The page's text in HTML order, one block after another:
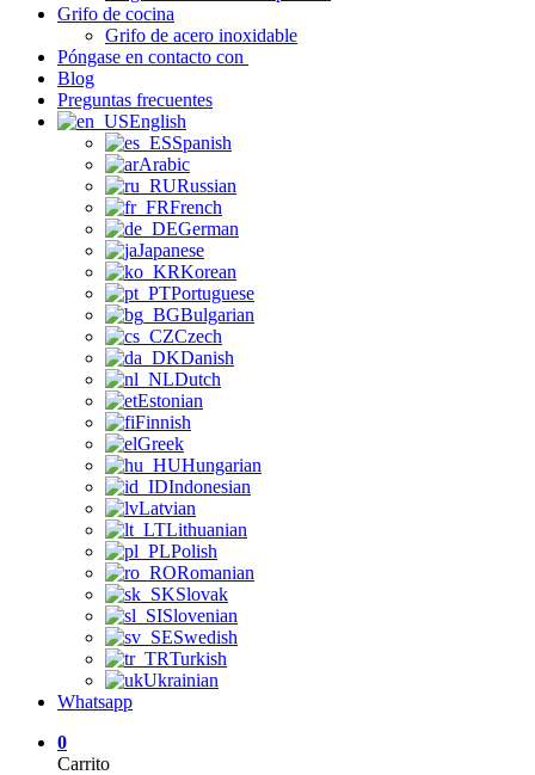
Grifo de cocina
Grifo de acero inoxidable
Póngase en contacto con
Blog
Preguntas frecuentes
English
Spanish
Arabic
Russian
French
German
Japanese
Korean
Portuguese
Bulgarian
Czech
Danish
Dutch
Estonian
Finnish
Greek
Hungarian
Indonesian
Latvian
Lithuanian
Polish
Romanian
Slovak
Slovenian
Swedish
Turkish
Ukrainian
Whatsapp
0
Carrito